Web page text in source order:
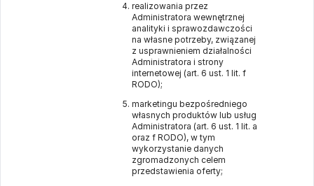
realizowania przez
Administratora wewnętrznej
analityki i sprawozdawczości
na własne potrzeby, związanej
z usprawnieniem działalności
Administratora i strony
internetowej (art. 6 ust. 1 lit. f
RODO);
marketingu bezpośredniego
własnych produktów lub usług
Administratora (art. 6 ust. 1 lit. a
oraz f RODO), w tym
wykorzystanie danych
zgromadzonych celem
przedstawienia oferty;